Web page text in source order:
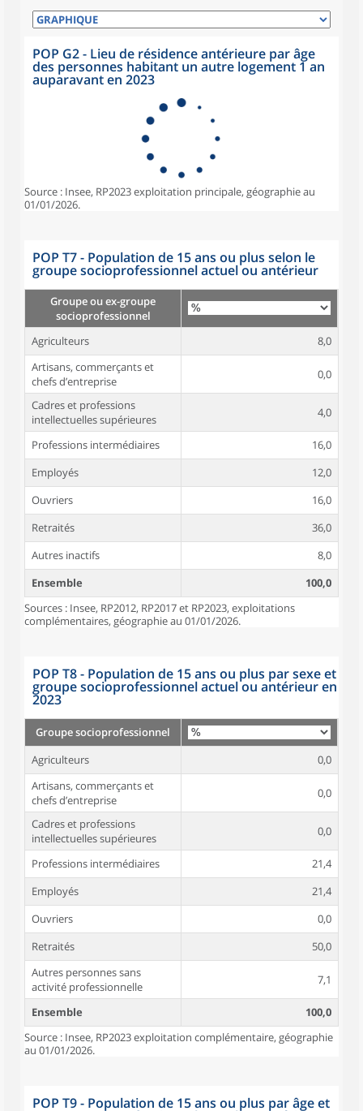
POP G2 - Lieu de résidence antérieure par âge
des personnes habitant un autre logement 1 an
auparavant en 2023
Source : Insee, RP2023 exploitation principale, géographie au
01/01/2026.
POP T7 - Population de 15 ans ou plus selon le
groupe socioprofessionnel actuel ou antérieur
Groupe ou ex-groupe
socioprofessionnel
Agriculteurs
8,0
Artisans, commerçants et
chefs d’entreprise
0,0
Cadres et professions
intellectuelles supérieures
4,0
Professions intermédiaires
16,0
Employés
12,0
Ouvriers
16,0
Retraités
36,0
Autres inactifs
8,0
Ensemble
100,0
Sources : Insee, RP2012, RP2017 et RP2023, exploitations
complémentaires, géographie au 01/01/2026.
POP T8 - Population de 15 ans ou plus par sexe et
groupe socioprofessionnel actuel ou antérieur en
2023
Groupe socioprofessionnel
Agriculteurs
0,0
Artisans, commerçants et
chefs d’entreprise
0,0
Cadres et professions
intellectuelles supérieures
0,0
Professions intermédiaires
21,4
Employés
21,4
Ouvriers
0,0
Retraités
50,0
Autres personnes sans
activité professionnelle
7,1
Ensemble
100,0
Source : Insee, RP2023 exploitation complémentaire, géographie
au 01/01/2026.
POP T9 - Population de 15 ans ou plus par âge et